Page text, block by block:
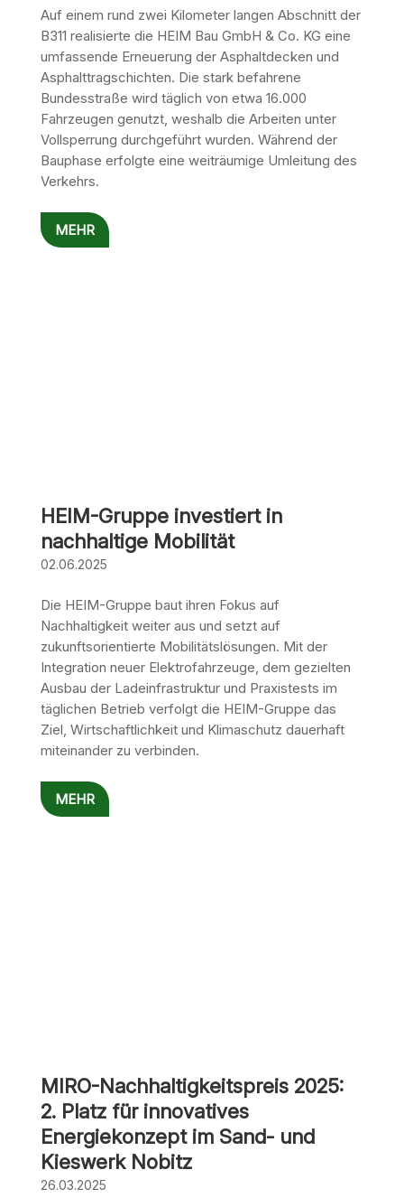
Auf einem rund zwei Kilometer langen Abschnitt der
B311 realisierte die HEIM Bau GmbH & Co. KG eine
umfassende Erneuerung der Asphaltdecken und
Asphalttragschichten. Die stark befahrene
Bundesstraße wird täglich von etwa 16.000
Fahrzeugen genutzt, weshalb die Arbeiten unter
Vollsperrung durchgeführt wurden. Während der
Bauphase erfolgte eine weiträumige Umleitung des
Verkehrs.
MEHR
HEIM-Gruppe investiert in
nachhaltige Mobilität
02.06.2025
Die HEIM-Gruppe baut ihren Fokus auf
Nachhaltigkeit weiter aus und setzt auf
zukunftsorientierte Mobilitätslösungen. Mit der
Integration neuer Elektrofahrzeuge, dem gezielten
Ausbau der Ladeinfrastruktur und Praxistests im
täglichen Betrieb verfolgt die HEIM-Gruppe das
Ziel, Wirtschaftlichkeit und Klimaschutz dauerhaft
miteinander zu verbinden.
MEHR
MIRO-Nachhaltigkeitspreis 2025:
2. Platz für innovatives
Energiekonzept im Sand- und
Kieswerk Nobitz
26.03.2025